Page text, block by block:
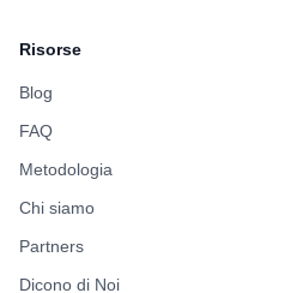
Risorse
Blog
FAQ
Metodologia
Chi siamo
Partners
Dicono di Noi